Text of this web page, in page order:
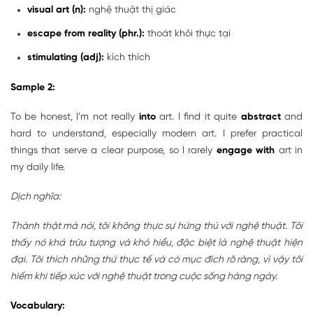
visual art (n): nghệ thuật thị giác
escape from reality (phr.): thoát khỏi thực tại
stimulating (adj): kích thích
Sample 2:
To be honest, I’m not really intoart. I find it quite abstractand
hard to understand, especially modern art. I prefer practical
things that serve a clear purpose, so I rarely engage with art in
my daily life.
Dịch nghĩa:
Thành thật mà nói, tôi không thực sự hứng thú với nghệ thuật. Tôi
thấy nó khá trừu tượng và khó hiểu, đặc biệt là nghệ thuật hiện
đại. Tôi thích những thứ thực tế và có mục đích rõ ràng, vì vậy tôi
hiếm khi tiếp xúc với nghệ thuật trong cuộc sống hàng ngày.
Vocabulary: